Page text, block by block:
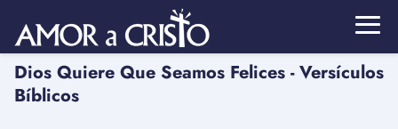
Dios Quiere Que Seamos Felices - Versículos
Bíblicos